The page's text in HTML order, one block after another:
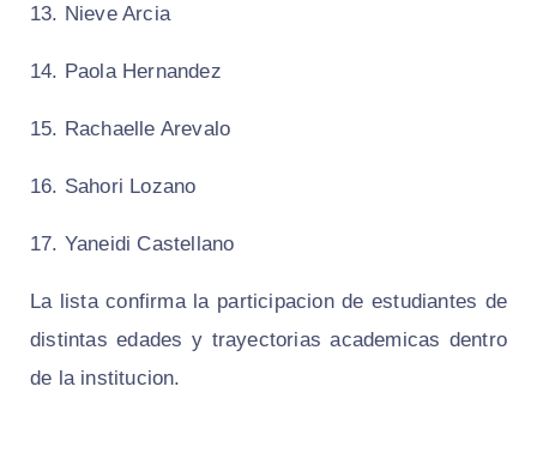
13. Nieve Arcia
14. Paola Hernandez
15. Rachaelle Arevalo
16. Sahori Lozano
17. Yaneidi Castellano
La lista confirma la participacion de estudiantes de
distintas edades y trayectorias academicas dentro
de la institucion.